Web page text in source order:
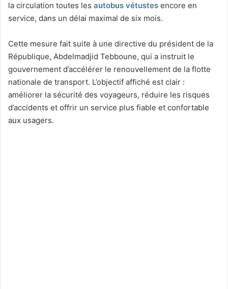
la circulation toutes les autobus vétustes encore en
service, dans un délai maximal de six mois.
Cette mesure fait suite à une directive du président de la
République, Abdelmadjid Tebboune, qui a instruit le
gouvernement d’accélérer le renouvellement de la flotte
nationale de transport. L’objectif affiché est clair :
améliorer la sécurité des voyageurs, réduire les risques
d’accidents et offrir un service plus fiable et confortable
aux usagers.